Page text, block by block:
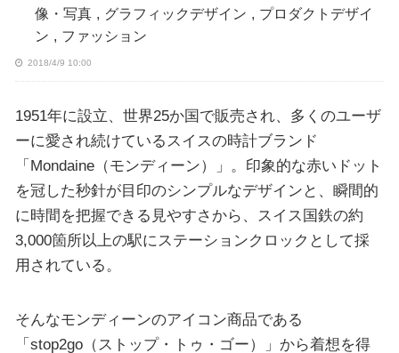
像・写真 , グラフィックデザイン , プロダクトデザイ
ン , ファッション
2018/4/9 10:00
1951年に設立、世界25か国で販売され、多くのユーザ
ーに愛され続けているスイスの時計ブランド
「Mondaine（モンディーン）」。印象的な赤いドット
を冠した秒針が目印のシンプルなデザインと、瞬間的
に時間を把握できる見やすさから、スイス国鉄の約
3,000箇所以上の駅にステーションクロックとして採
用されている。
そんなモンディーンのアイコン商品である
「stop2go（ストップ・トゥ・ゴー）」から着想を得